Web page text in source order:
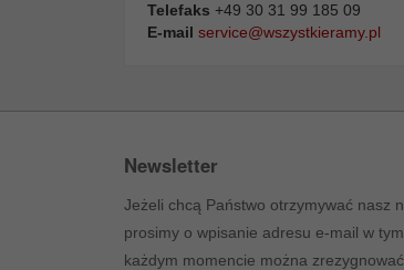
Telefaks +49 30 31 99 185 09
E-mail service@wszystkieramy.pl
Newsletter
Jeżeli chcą Państwo otrzymywać nasz
prosimy o wpisanie adresu e-mail w
każdym momencie można